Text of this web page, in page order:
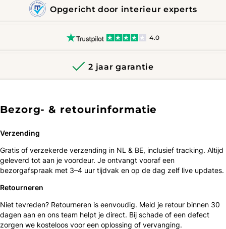
Opgericht door interieur experts
4.0
2 jaar garantie
Bezorg- & retourinformatie
Verzending
Gratis of verzekerde verzending in NL & BE, inclusief tracking. Altijd
geleverd tot aan je voordeur. Je ontvangt vooraf een
bezorgafspraak met 3–4 uur tijdvak en op de dag zelf live updates.
Retourneren
Niet tevreden? Retourneren is eenvoudig. Meld je retour binnen 30
dagen aan en ons team helpt je direct. Bij schade of een defect
zorgen we kosteloos voor een oplossing of vervanging.